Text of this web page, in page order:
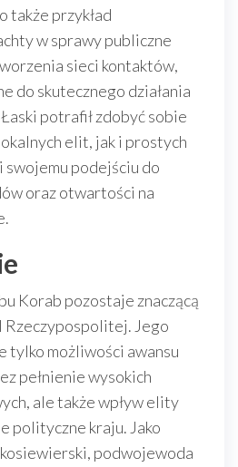
także przykład
w sprawy publiczne
sieci kontaktów,
do skutecznego działania
potrafił zdobyć sobie
elit, jak i prostych
swojemu podejściu do
oraz otwartości na
Korab pozostaje znaczącą
Jego
tylko możliwości awansu
pełnienie wysokich
ale także wpływ elity
polityczne kraju. Jako
podwojewoda